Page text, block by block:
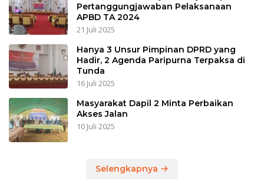
Pertanggungjawaban Pelaksanaan
APBD TA 2024
21 Juli 2025
Hanya 3 Unsur Pimpinan DPRD yang
Hadir, 2 Agenda Paripurna Terpaksa di
Tunda
16 Juli 2025
Masyarakat Dapil 2 Minta Perbaikan
Akses Jalan
10 Juli 2025
Selengkapnya